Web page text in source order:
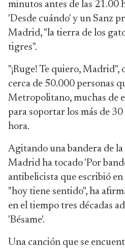
minutos antes de las 21.00
'Desde cuándo' y un Sanz
Madrid, "la tierra de los
tigres".
"¡Ruge! Te quiero, Madrid",
cerca de 50.000 personas
Metropolitano, muchas de
para soportar los más de
hora.
Agitando una bandera de
Madrid ha tocado 'Por
antibelicista que escribió
"hoy tiene sentido", ha
en el tiempo tres décadas
'Bésame'.
Una canción que se